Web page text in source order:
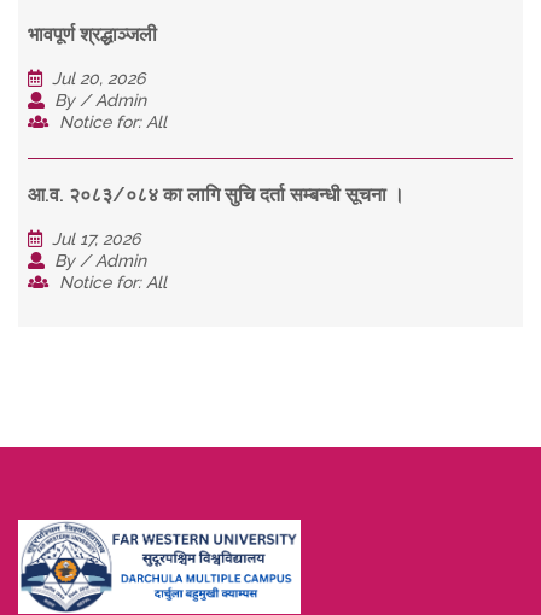
भावपूर्ण श्रद्धाञ्जली
Jul 20, 2026
By / Admin
Notice for: All
आ.व. २०८३/०८४ का लागि सुचि दर्ता सम्बन्धी सूचना ।
Jul 17, 2026
By / Admin
Notice for: All